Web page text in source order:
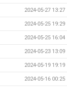
2024-05-27 13:27
2024-05-25 19:29
2024-05-25 16:04
2024-05-23 13:09
2024-05-19 19:19
2024-05-16 00:25